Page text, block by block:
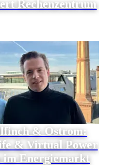
Rechenzentrum
& Ostrom:
& Virtual Power
Energiemarkt